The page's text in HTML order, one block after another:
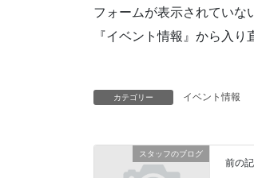
フォームが表示されていな
『イベント情報』から入り
カテゴリー イベント情報
スタッフのブログ
前の